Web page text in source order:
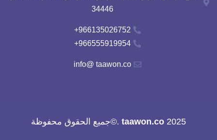
34446
966135026752+
966555919954+
info@ taawon.co
2025
taawon.co.©جميع الحقوق محفوظة